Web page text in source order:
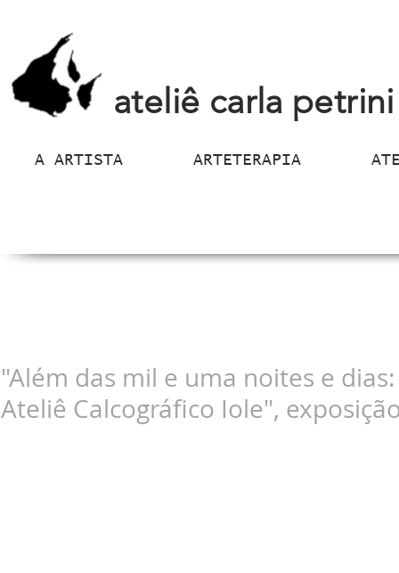
ateliê carla petrini
A ARTISTA ARTETERAPIA
"Além das mil e uma noites e
Ateliê Calcográfico Iole",